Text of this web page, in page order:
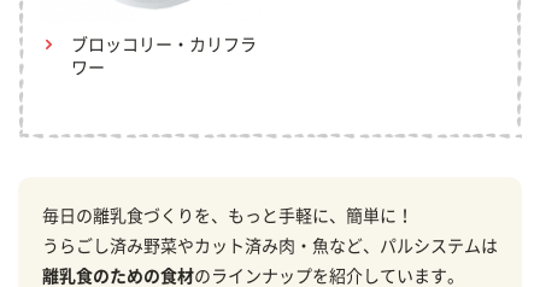
ブロッコリー・カリフラ
ワー
毎日の離乳食づくりを、もっと手軽に、簡単に！
うらごし済み野菜やカット済み肉・魚など、パルシステムは
離乳食のための食材のラインナップを紹介しています。